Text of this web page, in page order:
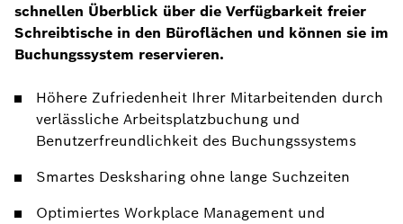
schnellen Überblick über die Verfügbarkeit freier
Schreibtische in den Büroflächen und können sie im
Buchungssystem reservieren.
Höhere Zufriedenheit Ihrer Mitarbeitenden durch
verlässliche Arbeitsplatzbuchung und
Benutzerfreundlichkeit des Buchungssystems
Smartes Desksharing ohne lange Suchzeiten
Optimiertes Workplace Management und